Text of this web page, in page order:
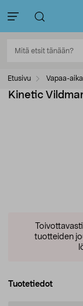
Etusivu Vapaa-aika
Kinetic
tuotteiden
Tuotetiedot